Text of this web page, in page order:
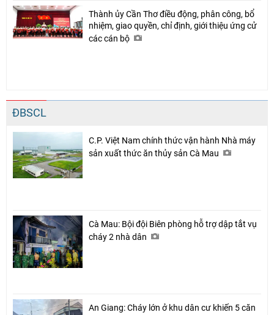
Thành ủy Cần Thơ điều động, phân công, bổ
nhiệm, giao quyền, chỉ định, giới thiệu ứng cử
các cán bộ
ĐBSCL
C.P. Việt Nam chính thức vận hành Nhà máy
sản xuất thức ăn thủy sản Cà Mau
Cà Mau: Bội đội Biên phòng hỗ trợ dập tắt vụ
cháy 2 nhà dân
An Giang: Cháy lớn ở khu dân cư khiến 5 căn